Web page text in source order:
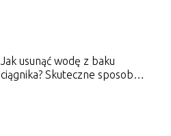
Jak usunąć wodę z baku
ciągnika? Skuteczne sposoby i